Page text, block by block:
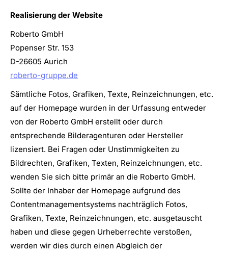
Realisierung der Website
Roberto GmbH
Popenser Str. 153
D-26605 Aurich
roberto-gruppe.de
Sämtliche Fotos, Grafiken, Texte, Reinzeichnungen, etc.
auf der Homepage wurden in der Urfassung entweder
von der Roberto GmbH erstellt oder durch
entsprechende Bilderagenturen oder Hersteller
lizensiert. Bei Fragen oder Unstimmigkeiten zu
Bildrechten, Grafiken, Texten, Reinzeichnungen, etc.
wenden Sie sich bitte primär an die Roberto GmbH.
Sollte der Inhaber der Homepage aufgrund des
Contentmanagementsystems nachträglich Fotos,
Grafiken, Texte, Reinzeichnungen, etc. ausgetauscht
haben und diese gegen Urheberrechte verstoßen,
werden wir dies durch einen Abgleich der